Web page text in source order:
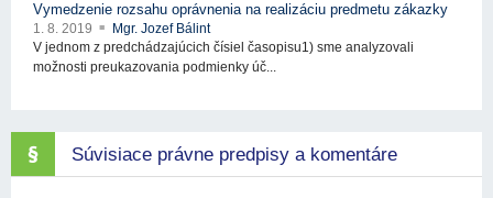
Vymedzenie rozsahu oprávnenia na realizáciu predmetu zákazky
1. 8. 2019
Mgr. Jozef Bálint
V jednom z predchádzajúcich čísiel časopisu1) sme analyzovali
možnosti preukazovania podmienky úč...
Súvisiace právne predpisy a komentáre